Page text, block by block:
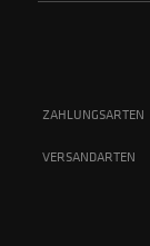
ZAHLUNGSARTEN
VERSANDARTEN